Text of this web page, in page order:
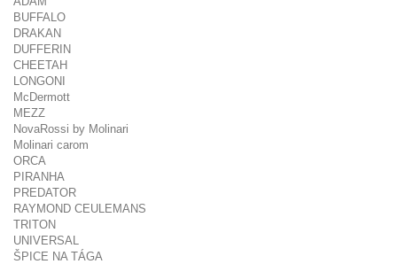
BUFFALO
DRAKAN
DUFFERIN
CHEETAH
LONGONI
McDermott
MEZZ
NovaRossi by Molinari
Molinari carom
ORCA
PIRANHA
PREDATOR
RAYMOND CEULEMANS
TRITON
UNIVERSAL
ŠPICE NA TÁGA